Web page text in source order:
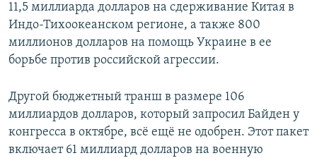
11,5 миллиарда долларов на сдерживание Китая в
Индо-Тихоокеанском регионе, а также 800
миллионов долларов на помощь Украине в ее
борьбе против российской агрессии.
Другой бюджетный транш в размере 106
миллиардов долларов, который запросил Байден у
конгресса в октябре, всё ещё не одобрен. Этот пакет
включает 61 миллиард долларов на военную